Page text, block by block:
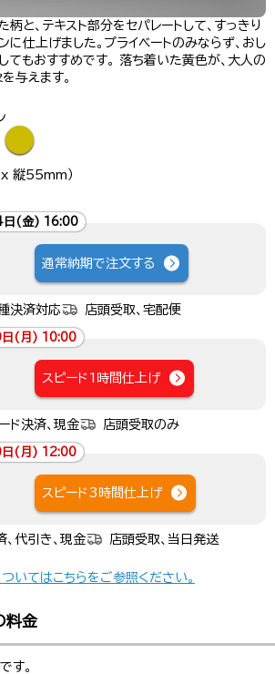
柄と、テキスト部分をセパレートして、すっきり
に仕上げました。プライベートのみならず、おし
てもおすすめです。 落ち着いた黄色が、大人の
与えます。
●
縦55mm）
日(金) 16:00
通常納期で注文する
決済対応 店頭受取、宅配便
日(月) 10:00
スピード1時間仕上げ
ド決済、現金 店頭受取のみ
日(月) 12:00
スピード3時間仕上げ
、代引き、現金 店頭受取、当日発送
いてはこちらをご参照ください。
料金
す。